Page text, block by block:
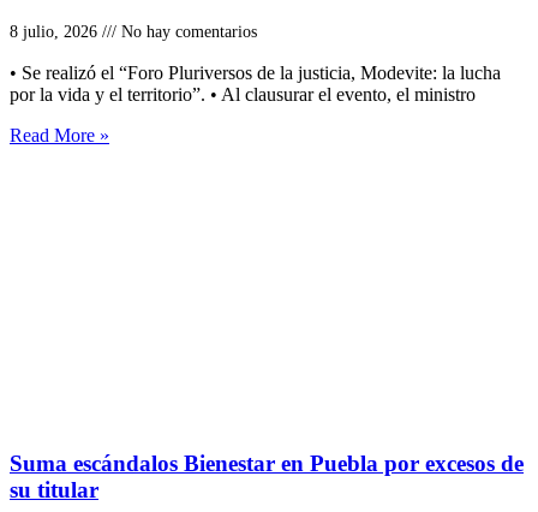
8 julio, 2026 No hay comentarios
• Se realizó el “Foro Pluriversos de la justicia, Modevite: la lucha
por la vida y el territorio”. • Al clausurar el evento, el ministro
Read More »
Suma escándalos Bienestar en Puebla por excesos de
su titular